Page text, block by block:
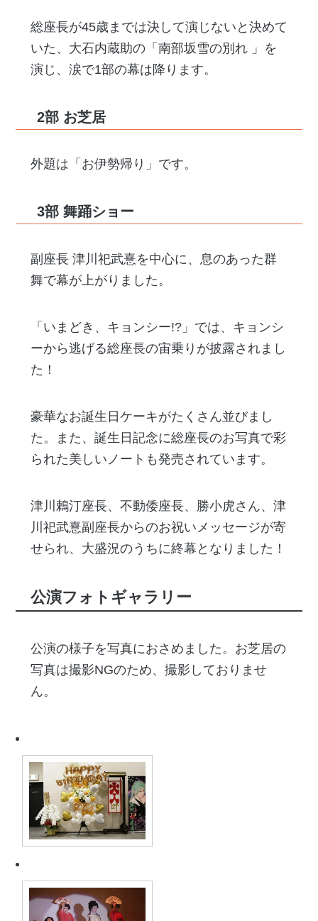
総座長が45歳までは決して演じないと決めて
いた、大石内蔵助の「南部坂雪の別れ 」を
演じ、涙で1部の幕は降ります。
2部 お芝居
外題は「お伊勢帰り」です。
3部 舞踊ショー
副座長 津川祀武憙を中心に、息のあった群
舞で幕が上がりました。
「いまどき、キョンシー!?」では、キョンシ
ーから逃げる総座長の宙乗りが披露されまし
た！
豪華なお誕生日ケーキがたくさん並びまし
た。また、誕生日記念に総座長のお写真で彩
られた美しいノートも発売されています。
津川鵣汀座長、不動倭座長、勝小虎さん、津
川祀武憙副座長からのお祝いメッセージが寄
せられ、大盛況のうちに終幕となりました！
公演フォトギャラリー
公演の様子を写真におさめました。お芝居の
写真は撮影NGのため、撮影しておりませ
ん。